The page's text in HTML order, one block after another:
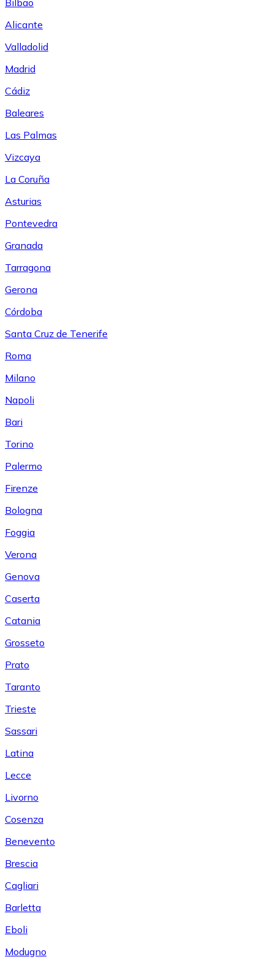
Alicante
Valladolid
Madrid
Cádiz
Baleares
Las Palmas
Vizcaya
La Coruña
Asturias
Pontevedra
Granada
Tarragona
Gerona
Córdoba
Santa Cruz de Tenerife
Roma
Milano
Napoli
Bari
Torino
Palermo
Firenze
Bologna
Foggia
Verona
Genova
Caserta
Catania
Grosseto
Prato
Taranto
Trieste
Sassari
Latina
Lecce
Livorno
Cosenza
Benevento
Brescia
Cagliari
Barletta
Eboli
Modugno